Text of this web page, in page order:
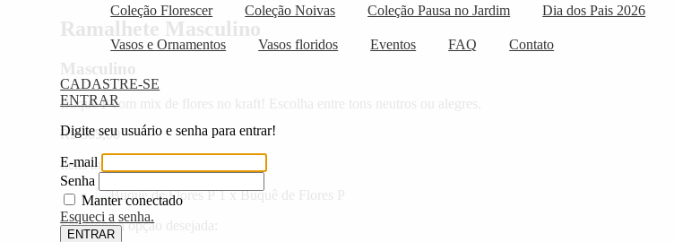
Coleção Florescer Coleção Noivas Coleção Pausa no Jardim Dia dos Pais 2026
Vasos e Ornamentos Vasos floridos Eventos FAQ Contato
CADASTRE-SE
ENTRAR
Digite seu usuário e senha para entrar!
E-mail
Senha
Manter conectado
Esqueci a senha.
ENTRAR
Ramalhete Masculino
Masculino
Buquê P com mix de flores no kraft! Escolha entre tons neutros ou alegres.
R$305,00
Itens inclusos:
1 x Buquê de Flores P
Selecione a opção desejada: